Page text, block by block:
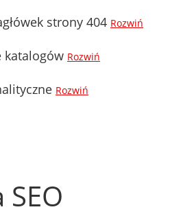
strony 404 Rozwiń
katalogów Rozwiń
Rozwiń